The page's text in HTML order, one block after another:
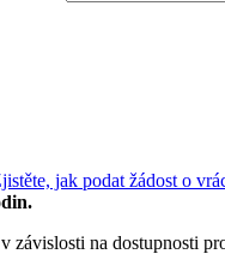
jak podat žádost o
závislosti na dostupnosti